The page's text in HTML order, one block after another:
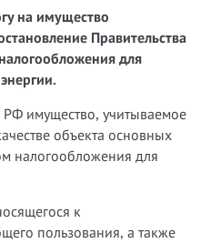
на имущество
Правительства
для
РФ имущество, учитываемое
объекта основных
налогообложения для
к
пользования, а также